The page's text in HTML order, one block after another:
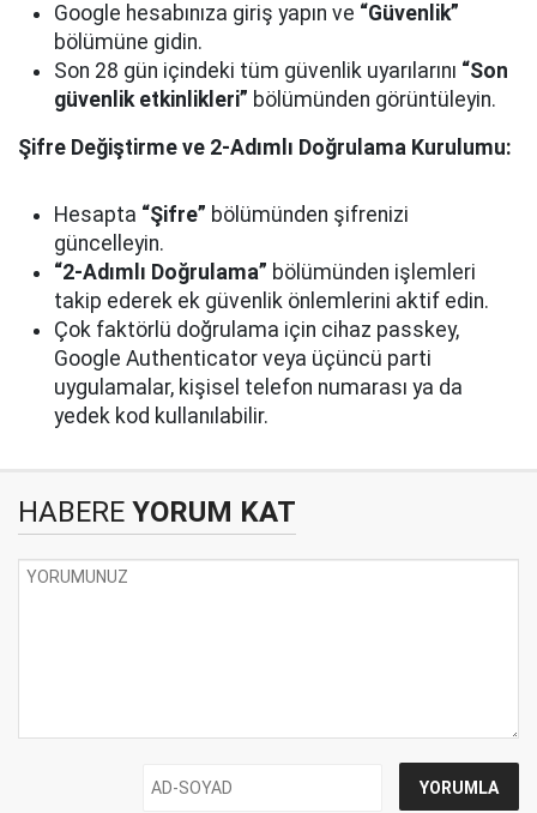
Google hesabınıza giriş yapın ve “Güvenlik”
bölümüne gidin.
Son 28 gün içindeki tüm güvenlik uyarılarını “Son
güvenlik etkinlikleri” bölümünden görüntüleyin.
Şifre Değiştirme ve 2-Adımlı Doğrulama Kurulumu:
Hesapta “Şifre” bölümünden şifrenizi
güncelleyin.
“2-Adımlı Doğrulama” bölümünden işlemleri
takip ederek ek güvenlik önlemlerini aktif edin.
Çok faktörlü doğrulama için cihaz passkey,
Google Authenticator veya üçüncü parti
uygulamalar, kişisel telefon numarası ya da
yedek kod kullanılabilir.
HABERE YORUM KAT